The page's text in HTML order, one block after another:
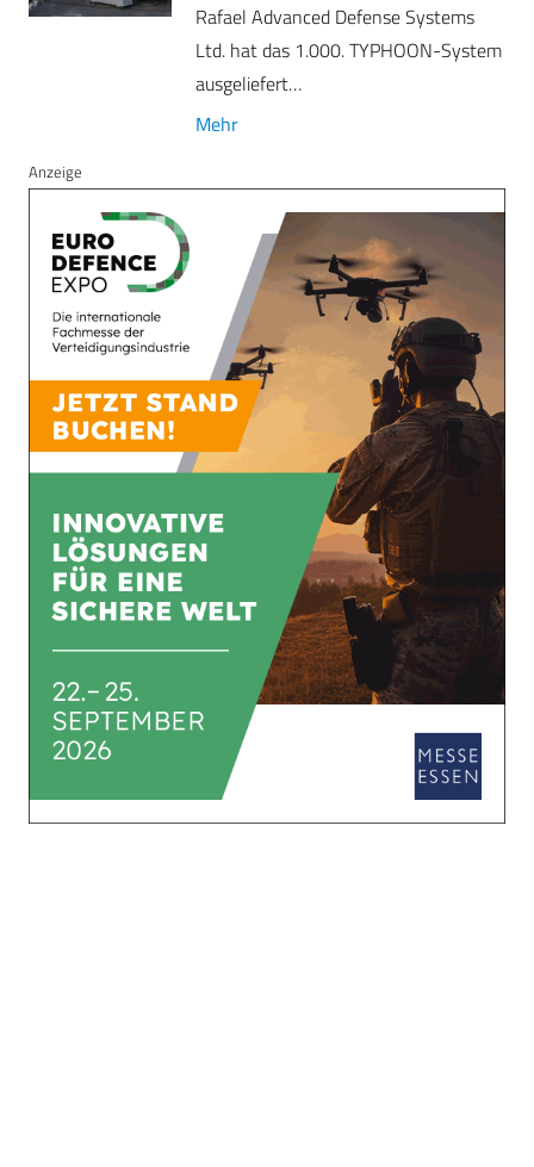
Rafael Advanced Defense Systems
Ltd. hat das 1.000. TYPHOON-System
ausgeliefert…
Mehr
Anzeige